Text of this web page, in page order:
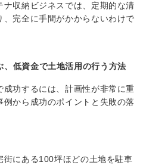
ナ収納ビジネスでは、定期的な清
完全に手間がかからないわけで
、低資金で土地活用の行う方法
成功するには、計画性が非常に重
から成功のポイントと失敗の落
にある100坪ほどの土地を駐車